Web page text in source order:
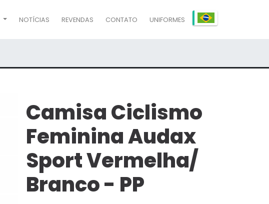
NOTÍCIAS REVENDAS CONTATO UNIFORMES
Camisa Ciclismo
Feminina Audax
Sport Vermelha/
Branco - PP